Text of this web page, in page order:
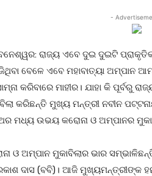
-
ରାଜ୍ୟ ଏବେ ଦୁଇ ଦୁଇଟି
ବେଳେ ଏବେ ମହାବାତ୍ୟା ଅମ୍ପାନ
କରିବାରେ ମାହୀର। ଯାହା କି
କରିଛନ୍ତି ମୁଖ୍ୟ ମନ୍ତ୍ରୀ ନବୀନ
ମଧ୍ୟ ଉଭୟ କରୋନା ଓ ଅମ୍ପାନର
ଓ ଅମ୍ପାନ ମୁକାବିଲାର ଭାର
ଦାସ (ବବି)। ଆଜି ମୁଖ୍ୟମନ୍ତ୍ରୀଙ୍କ